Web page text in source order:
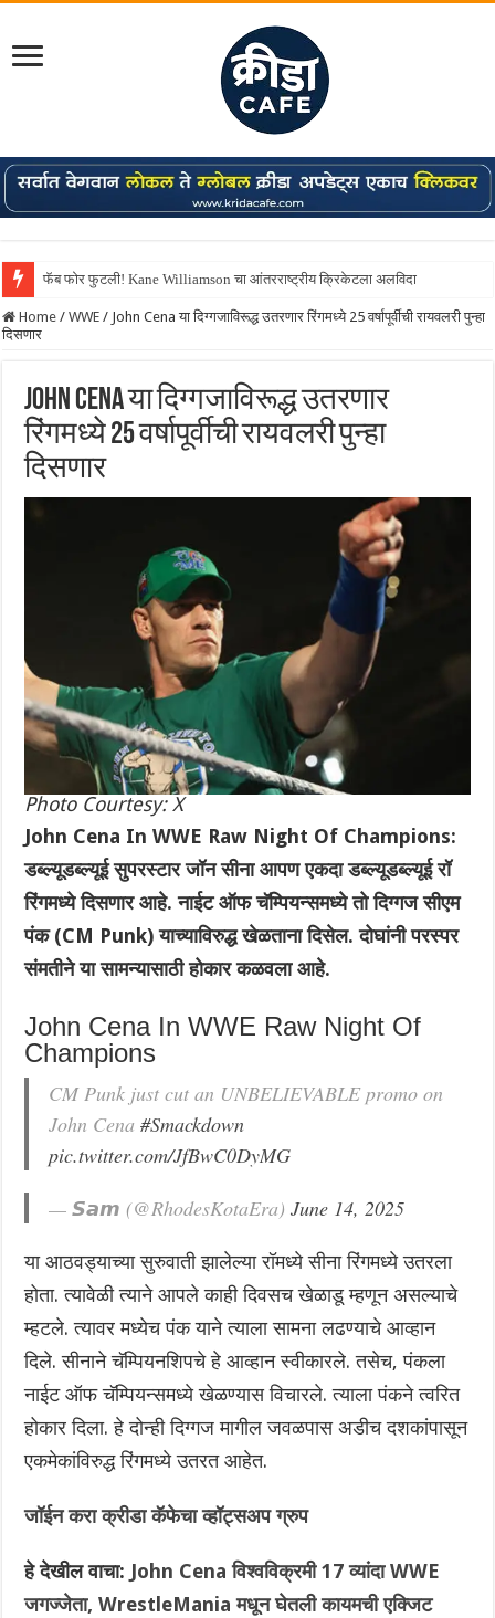
फॅब फोर फुटली! Kane Williamson चा आंतरराष्ट्रीय क्रिकेटला अलविदा
Home / WWE / John Cena या दिग्गजाविरूद्ध उतरणार रिंगमध्ये 25 वर्षापूर्वीची रायवलरी पुन्हा
दिसणार
John Cena या दिग्गजाविरूद्ध उतरणार
रिंगमध्ये 25 वर्षापूर्वीची रायवलरी पुन्हा
दिसणार
Photo Courtesy: X
John Cena In WWE Raw Night Of Champions:
डब्ल्यूडब्ल्यूई सुपरस्टार जॉन सीना आपण एकदा डब्ल्यूडब्ल्यूई रॉ
रिंगमध्ये दिसणार आहे. नाईट ऑफ चॅम्पियन्समध्ये तो दिग्गज सीएम
पंक (CM Punk) याच्याविरुद्ध खेळताना दिसेल. दोघांनी परस्पर
संमतीने या सामन्यासाठी होकार कळवला आहे.
John Cena In WWE Raw Night Of
Champions
CM Punk just cut an UNBELIEVABLE promo on
John Cena#Smackdown
pic.twitter.com/JfBwC0DyMG
— 𝙎𝙖𝙢 (@RhodesKotaEra)June 14, 2025
या आठवड्याच्या सुरुवाती झालेल्या रॉमध्ये सीना रिंगमध्ये उतरला
होता. त्यावेळी त्याने आपले काही दिवसच खेळाडू म्हणून असल्याचे
म्हटले. त्यावर मध्येच पंक याने त्याला सामना लढण्याचे आव्हान
दिले. सीनाने चॅम्पियनशिपचे हे आव्हान स्वीकारले. तसेच, पंकला
नाईट ऑफ चॅम्पियन्समध्ये खेळण्यास विचारले. त्याला पंकने त्वरित
होकार दिला. हे दोन्ही दिग्गज मागील जवळपास अडीच दशकांपासून
एकमेकांविरुद्ध रिंगमध्ये उतरत आहेत.
जॉईन करा क्रीडा कॅफेचा व्हॉट्सअप ग्रुप
हे देखील वाचा: John Cena विश्वविक्रमी 17 व्यांदा WWE
जगज्जेता, WrestleMania मधून घेतली कायमची एक्जिट